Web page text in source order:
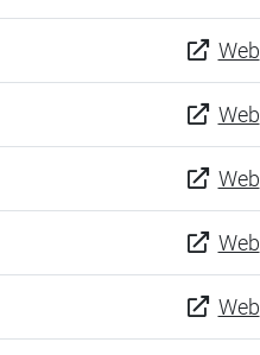
Web
Web
Web
Web
Web